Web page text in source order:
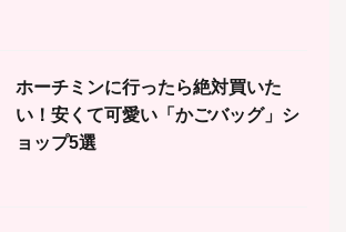
ホーチミンに行ったら絶対買いた
い！安くて可愛い「かごバッグ」シ
ョップ5選